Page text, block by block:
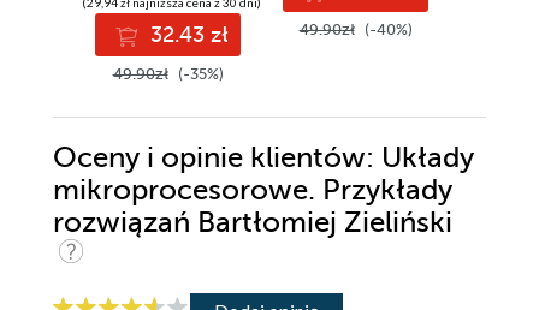
32.43 zł
49.90zł (-35%)
49.90zł (-40%)
Oceny i opinie klientów: Układy
mikroprocesorowe. Przykłady
rozwiązań Bartłomiej Zieliński